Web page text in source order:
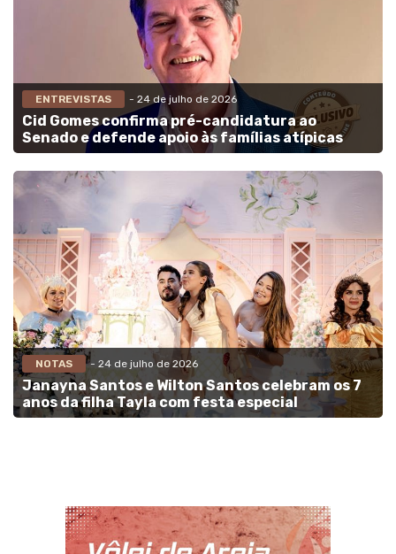
ENTREVISTAS - 24 de julho de 2026
Cid Gomes confirma pré-candidatura ao
Senado e defende apoio às famílias atípicas
NOTAS - 24 de julho de 2026
Janayna Santos e Wilton Santos celebram os 7
anos da filha Tayla com festa especial